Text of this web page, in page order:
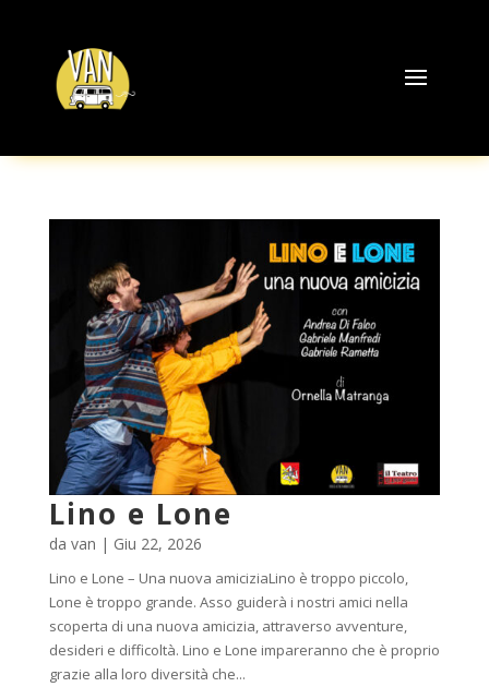
Lino e Lone
da van | Giu 22, 2026
Lino e Lone – Una nuova amiciziaLino è troppo piccolo,
Lone è troppo grande. Asso guiderà i nostri amici nella
scoperta di una nuova amicizia, attraverso avventure,
desideri e difficoltà. Lino e Lone impareranno che è proprio
grazie alla loro diversità che...